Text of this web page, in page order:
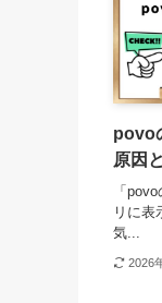
povo
原因
「
リに表
気...
2026